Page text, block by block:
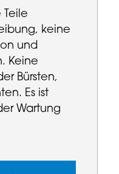
keine
und
Keine
Bürsten,
Es ist
Wartung